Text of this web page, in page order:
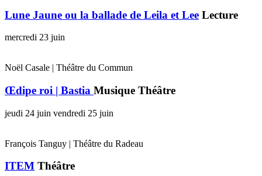
Lune Jaune ou la ballade de Leila et Lee Lecture
mercredi 23 juin
Noël Casale | Théâtre du Commun
Œdipe roi | Bastia Musique Théâtre
jeudi 24 juin vendredi 25 juin
François Tanguy | Théâtre du Radeau
ITEM Théâtre